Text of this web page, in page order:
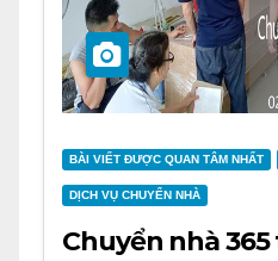
BÀI VIẾT ĐƯỢC QUAN TÂM NHẤT
DỊCH VỤ CHUYỂN NHÀ
Chuyển nhà